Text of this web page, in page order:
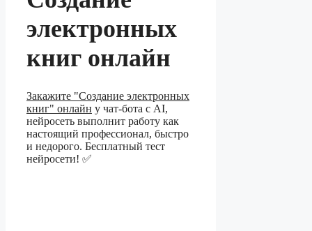
электронных
книг онлайн
Закажите "Создание электронных
книг" онлайн у чат-бота с AI,
нейросеть выполнит работу как
настоящий профессионал, быстро
и недорого. Бесплатный тест
нейросети! ✅